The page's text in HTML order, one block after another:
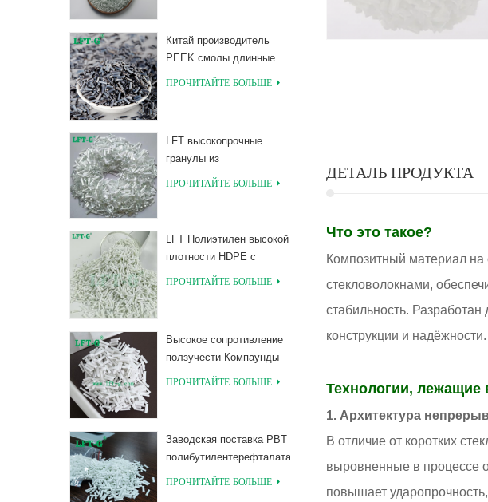
Китай производитель
PEEK смолы длинные
гранулы, армированные
ПРОЧИТАЙТЕ БОЛЬШЕ
LFT высокопрочные
гранулы из
полимолочной кислоты
ПРОЧИТАЙТЕ БОЛЬШЕ
LFT Полиэтилен высокой
плотности HDPE с
армированием длинным
ПРОЧИТАЙТЕ БОЛЬШЕ
Высокое сопротивление
ползучести Компаунды
из длинного
ПРОЧИТАЙТЕ БОЛЬШЕ
Заводская поставка PBT
полибутилентерефталата
с длинными
ПРОЧИТАЙТЕ БОЛЬШЕ
ДЕТАЛЬ ПРОДУКТА
Что это такое?
Композитный материал
стекловолокнами,
стабильность.
конструкции и надёжности.
Технологии, лежащие
1. Архитектура
В отличие от коротких
выровненные в процессе
повышает